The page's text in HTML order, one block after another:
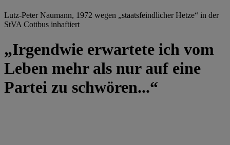
Lutz-Peter Naumann, 1972 wegen „staatsfeindlicher Hetze“ in der
StVA Cottbus inhaftiert
„Irgendwie erwartete ich vom
Leben mehr als nur auf eine
Partei zu schwören...“